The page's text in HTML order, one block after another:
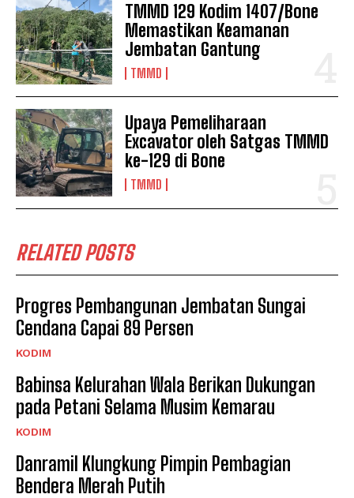
TMMD 129 Kodim 1407/Bone
Memastikan Keamanan
Jembatan Gantung
TMMD
Upaya Pemeliharaan
Excavator oleh Satgas TMMD
ke-129 di Bone
TMMD
RELATED POSTS
Progres Pembangunan Jembatan Sungai
Cendana Capai 89 Persen
KODIM
Babinsa Kelurahan Wala Berikan Dukungan
pada Petani Selama Musim Kemarau
KODIM
Danramil Klungkung Pimpin Pembagian
Bendera Merah Putih